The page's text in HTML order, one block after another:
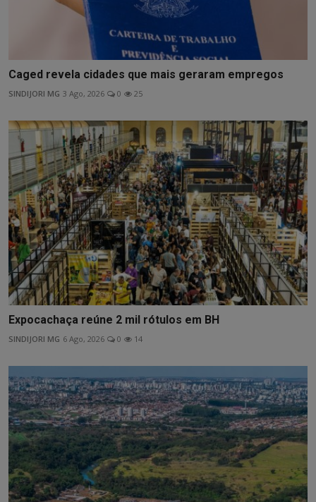
Caged revela cidades que mais geraram empregos
SINDIJORI MG 3 Ago, 2026 0 25
Expocachaça reúne 2 mil rótulos em BH
SINDIJORI MG 6 Ago, 2026 0 14